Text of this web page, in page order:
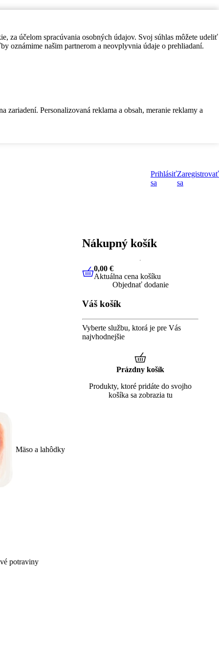
za účelom spracúvania osobných údajov. Svoj súhlas môžete udeliť
oznámime našim partnerom a neovplyvnia údaje o prehliadaní.
Personalizovaná reklama a obsah, meranie reklamy a
Prihlásiť
sa
Zaregistrovať
sa
Mäso a lahôdky
potraviny
Nákupný košík
0,00 €Aktuálna cena košíku
0,00 €
Aktuálna cena košíku
Objednať dodanie
Váš košík
Vyberte službu, ktorá je pre Vás
najvhodnejšie
Prázdny košík
Produkty, ktoré pridáte do svojho
košíka sa zobrazia tu